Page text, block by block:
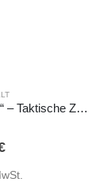
Magnetsatz „Die Gruppe“ – Taktische Zeichen FwDV3